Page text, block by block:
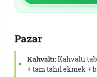
Pazar
Kahvaltı:Kahvaltı
+ tam tahıl ekmek +